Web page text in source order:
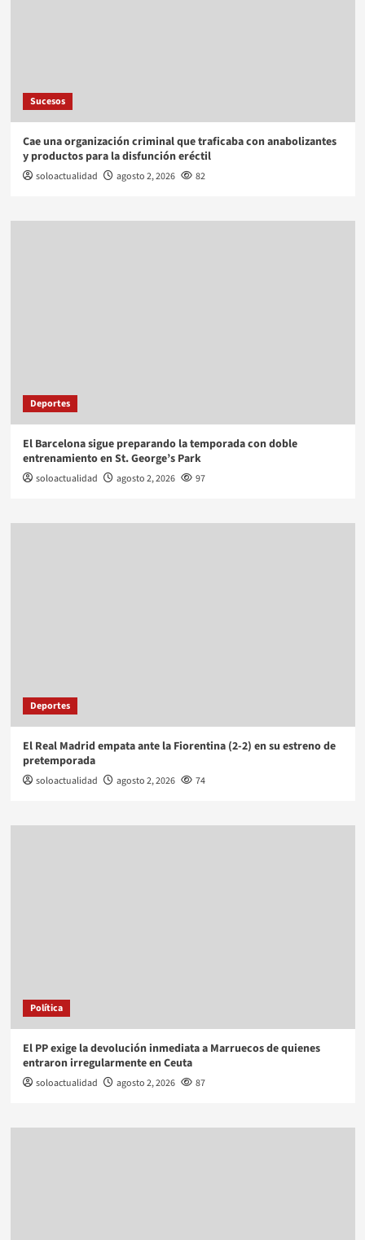
Sucesos
Cae una organización criminal que traficaba con anabolizantes
y productos para la disfunción eréctil
soloactualidad agosto 2, 2026 82
Deportes
El Barcelona sigue preparando la temporada con doble
entrenamiento en St. George’s Park
soloactualidad agosto 2, 2026 97
Deportes
El Real Madrid empata ante la Fiorentina (2-2) en su estreno de
pretemporada
soloactualidad agosto 2, 2026 74
Política
El PP exige la devolución inmediata a Marruecos de quienes
entraron irregularmente en Ceuta
soloactualidad agosto 2, 2026 87